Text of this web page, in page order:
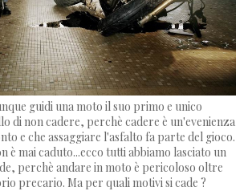
guidi una moto il suo primo e unico
di non cadere, perchè cadere è un'evenienza
e che assaggiare l'asfalto fa parte del gioco.
è mai caduto...ecco tutti abbiamo lasciato un
perchè andare in moto è pericoloso oltre
precario. Ma per quali motivi si cade ?